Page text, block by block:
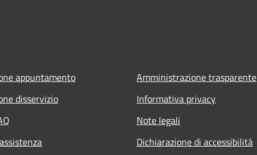
appuntamento
disservizio
Amministrazione trasparente
Informativa privacy
Note legali
Dichiarazione di accessibilità